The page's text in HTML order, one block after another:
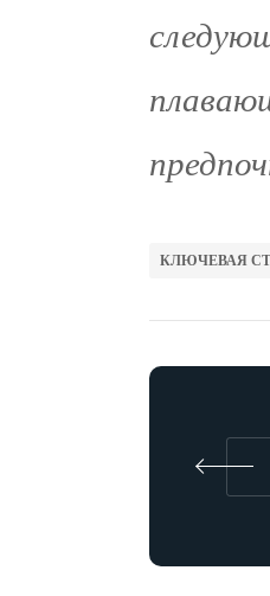
КЛЮЧЕВАЯ